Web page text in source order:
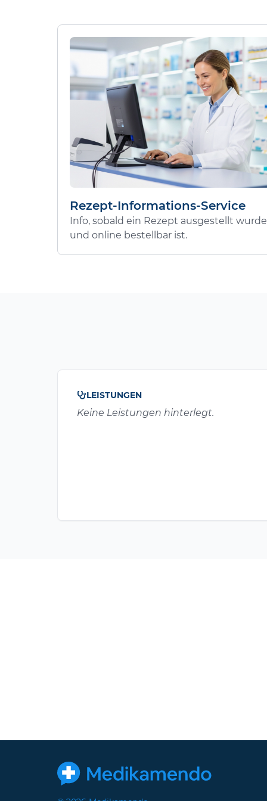
Rezept-Informations-Service
Info, sobald ein Rezept ausgestellt wurde
und online bestellbar ist.
LEISTUNGEN
Keine Leistungen hinterlegt.